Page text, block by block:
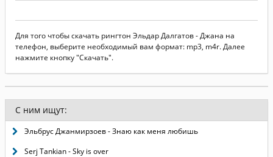
Для того чтобы скачать рингтон Эльдар Далгатов - Джана на
телефон, выберите необходимый вам формат: mp3, m4r. Далее
нажмите кнопку "Скачать".
С ним ищут:
Эльбрус Джанмирзоев - Знаю как меня любишь
Serj Tankian - Sky is over